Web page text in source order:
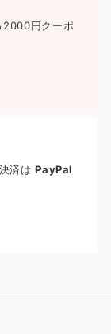
2000円クーポ
済はPayPal